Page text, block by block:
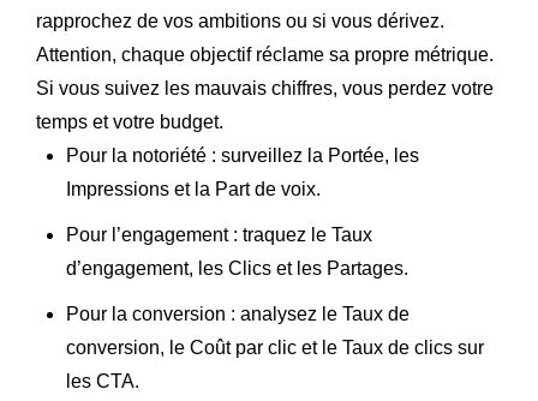
rapprochez de vos ambitions ou si vous dérivez.
Attention, chaque objectif réclame sa propre métrique.
Si vous suivez les mauvais chiffres, vous perdez votre
temps et votre budget.
Pour la notoriété : surveillez la Portée, les
Impressions et la Part de voix.
Pour l’engagement : traquez le Taux
d’engagement, les Clics et les Partages.
Pour la conversion : analysez le Taux de
conversion, le Coût par clic et le Taux de clics sur
les CTA.